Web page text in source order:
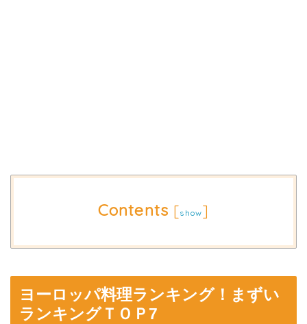
Contents [show]
ヨーロッパ料理ランキング！まずい
ランキングＴＯＰ7